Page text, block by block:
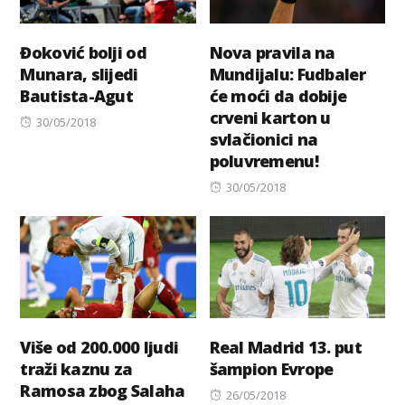
Đoković bolji od
Munara, slijedi
Bautista-Agut
Posted
30/05/2018
Nova pravila na
Mundijalu: Fudbaler
će moći da dobije
crveni karton u
svlačionici na
poluvremenu!
Posted
30/05/2018
Više od 200.000 ljudi
traži kaznu za
Ramosa zbog Salaha
Real Madrid 13. put
šampion Evrope
Posted
26/05/2018